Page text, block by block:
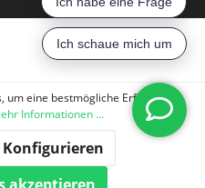
um eine bestmögliche Erfahrung
Informationen ...
Konfigurieren